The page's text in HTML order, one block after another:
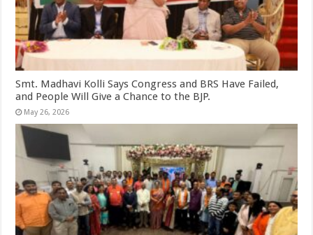
Smt. Madhavi Kolli Says Congress and BRS Have Failed,
and People Will Give a Chance to the BJP.
May 26, 2026